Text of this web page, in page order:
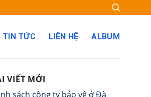
TIN TỨC LIÊN HỆ ALBUM
VIẾT MỚI
sách công ty bảo vệ ở Đà